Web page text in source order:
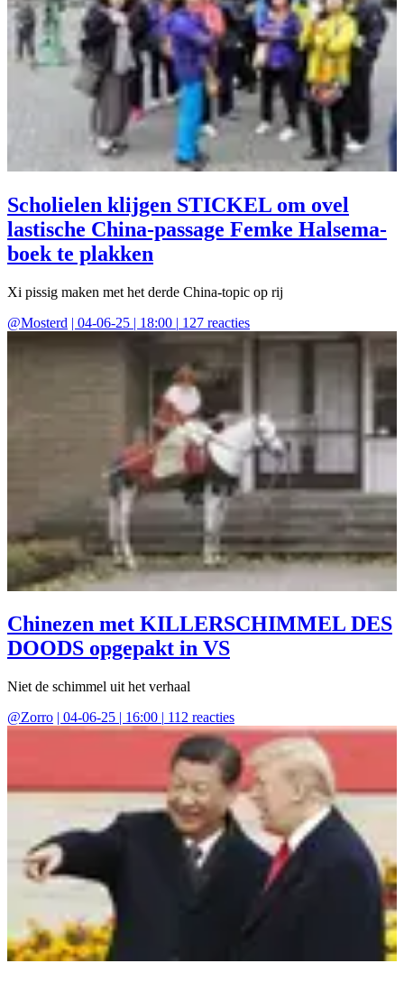
Scholielen klijgen STICKEL om ovel
lastische China-passage Femke Halsema-
boek te plakken
Xi pissig maken met het derde China-topic op rij
@Mosterd | 04-06-25 | 18:00 | 127 reacties
Chinezen met KILLERSCHIMMEL DES
DOODS opgepakt in VS
Niet de schimmel uit het verhaal
@Zorro | 04-06-25 | 16:00 | 112 reacties